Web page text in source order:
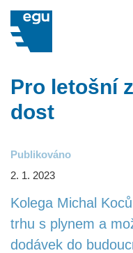
EGU
Pro letošní
dost
Publikováno
2. 1. 2023
Kolega Michal
trhu s plynem a
dodávek do